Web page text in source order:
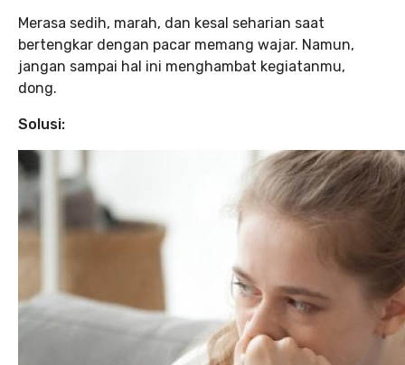
Merasa sedih, marah, dan kesal seharian saat
bertengkar dengan pacar memang wajar. Namun,
jangan sampai hal ini menghambat kegiatanmu,
dong.
Solusi: